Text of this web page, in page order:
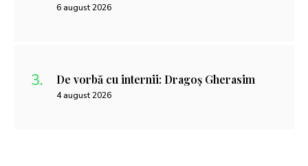
6 august 2026
De vorbă cu internii: Dragoș Gherasim
4 august 2026